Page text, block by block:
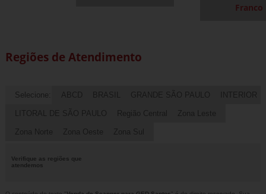
Franco
Regiões de Atendimento
Selecione: ABCD BRASIL GRANDE SÃO PAULO INTERIOR
LITORAL DE SÃO PAULO Região Central Zona Leste
Zona Norte Zona Oeste Zona Sul
Verifique as regiões que
atendemos